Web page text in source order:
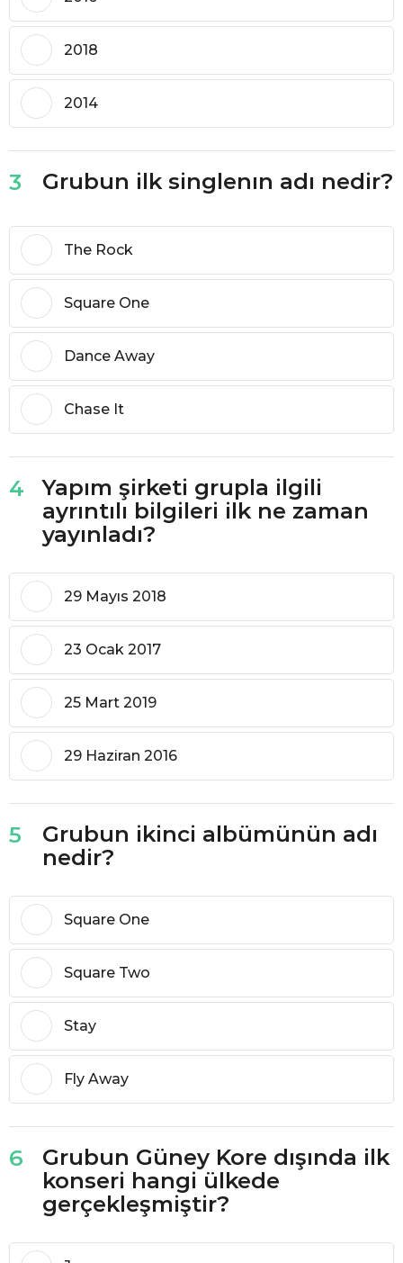
2018
2014
3 Grubun ilk singlenın adı nedir?
The Rock
Square One
Dance Away
Chase It
4
Yapım şirketi grupla ilgili
ayrıntılı bilgileri ilk ne zaman
yayınladı?
29 Mayıs 2018
23 Ocak 2017
25 Mart 2019
29 Haziran 2016
5
Grubun ikinci albümünün adı
nedir?
Square One
Square Two
Stay
Fly Away
6
Grubun Güney Kore dışında ilk
konseri hangi ülkede
gerçekleşmiştir?